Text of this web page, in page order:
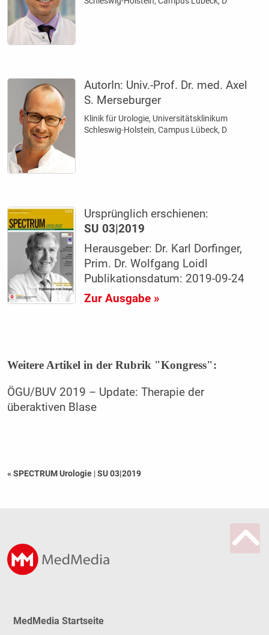
AutorIn: Univ.-Prof. Dr. med. Axel
S. Merseburger
Klinik für Urologie, Universitätsklinikum
Schleswig-Holstein, Campus Lübeck, D
Ursprünglich erschienen:
SU 03|2019
Herausgeber: Dr. Karl Dorfinger,
Prim. Dr. Wolfgang Loidl
Publikationsdatum: 2019-09-24
Zur Ausgabe »
Weitere Artikel in der Rubrik "Kongress":
ÖGU/BUV 2019 – Update: Therapie der
überaktiven Blase
« SPECTRUM Urologie |SU 03|2019
MedMedia Startseite